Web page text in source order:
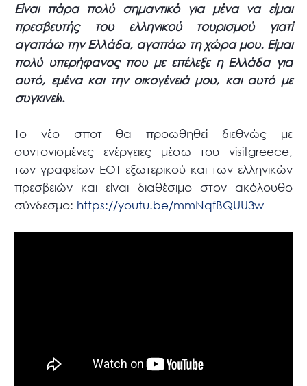
Είναι πάρα πολύ σημαντικό για μένα να είμαι
πρεσβευτής του ελληνικού τουρισμού γιατί
αγαπάω την Ελλάδα, αγαπάω τη χώρα μου. Είμαι
πολύ υπερήφανος που με επέλεξε η Ελλάδα για
αυτό, εμένα και την οικογένειά μου, και αυτό με
συγκινεί».
Το νέο σποτ θα προωθηθεί διεθνώς με
συντονισμένες ενέργειες μέσω του visitgreece,
των γραφείων ΕΟΤ εξωτερικού και των ελληνικών
πρεσβειών και είναι διαθέσιμο στον ακόλουθο
σύνδεσμο: https://youtu.be/mmNqfBQUU3w